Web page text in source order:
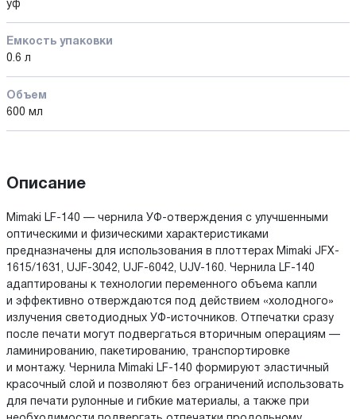
уф
Емкость упаковки
0.6 л
Объем
600 мл
Описание
Mimaki LF-140 — чернила УФ-отверждения с улучшенными
оптическими и физическими характеристиками
предназначены для использования в плоттерах Mimaki JFX-
1615/1631, UJF-3042, UJF-6042, UJV-160. Чернила LF-140
адаптированы к технологии переменного объема капли
и эффективно отверждаются под действием «холодного»
излучения светодиодных УФ-источников. Отпечатки сразу
после печати могут подвергаться вторичным операциям —
ламинированию, пакетированию, транспортировке
и монтажу. Чернила Mimaki LF-140 формируют эластичный
красочный слой и позволяют без ограничений использовать
для печати рулонные и гибкие материалы, а также при